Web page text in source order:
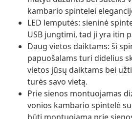
kambario spintelei
LED lemputės: sieninė
USB jungtimi, tad ji yra itin
Daug vietos daiktams: ši
papuošalams turi didelius
vietos jūsų daiktams bei
turės savo vietą.
Prie sienos montuojamas
vonios kambario spintelė